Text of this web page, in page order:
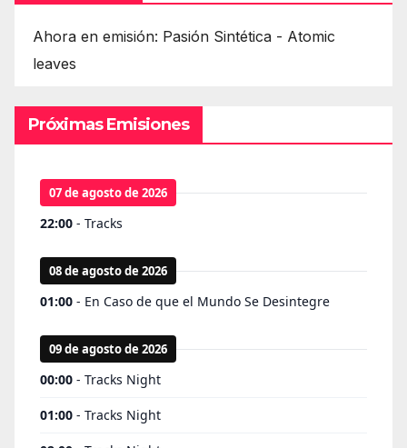
Ahora en emisión: Pasión Sintética - Atomic
leaves
Próximas Emisiones